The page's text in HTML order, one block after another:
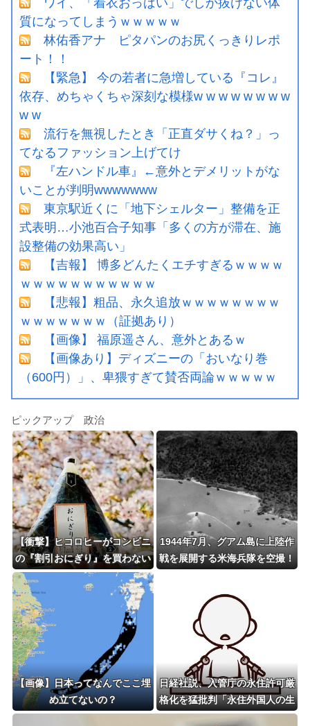
質になってしまうｗｗｗｗｗ
林佑香アナ ピタパンのお尻くっきりレポ
ート！！
【緊急】 今の若者に急増している『コレ』
依存、めちゃくちゃ深刻な模様w w w w w w w w
w w
流行を無視したとき「正直ダサくね？」っ
てなるファッション上げてけ
『左ハンドル車』←意外とデメリットがな
いことが判明wwwwwww
東京駅近くに「地下シェルター」整備を正
式表明…小池百合子知事「多くの方が滞在、施
設整備の効果高い」
【吉報】 博多どんたくエチすぎるｗｗｗｗ
ｗｗｗｗｗｗｗｗｗｗｗ
【悲報】粗品、永久追放ｗｗｗｗｗｗｗｗ
ｗｗｗｗｗｗｗ（証拠あり）
【画像】 福原遥さん、意外とあるｗ
【画像あり】ディズニーの「おいなり巻
（600円）」、卑猥すぎて賛否両論ｗｗｗｗｗ
ピックアップ 政治
【衝撃】ヒコロヒーがコンビニ
の『割引おにぎり』を買わない
理由がこちらｗｗｗｗ
1944年7月、グアム島に上陸作
戦を展開する米海兵隊を空撮！
【画像】日本ってなんでここ埋
め立てないの？
日経社説、入管庁の永住許可厳
格化を猛批判「永住外国人の生
活保護受給をなくす目的、外国